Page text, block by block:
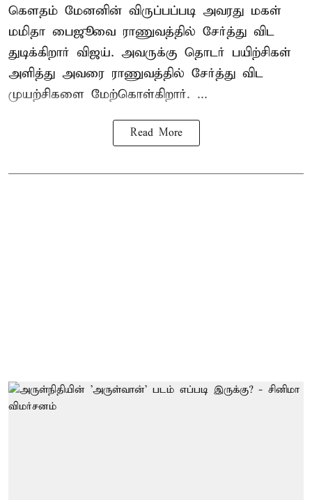
கௌதம் மேனனின் விருப்பப்படி அவரது மகள்
மமிதா பைஜூவை ராணுவத்தில் சேர்த்து விட
துடிக்கிறார் விஜய். அவருக்கு தொடர் பயிற்சிகள்
அளித்து அவரை ராணுவத்தில் சேர்த்து விட
முயற்சிகளை மேற்கொள்கிறார். ...
Read More